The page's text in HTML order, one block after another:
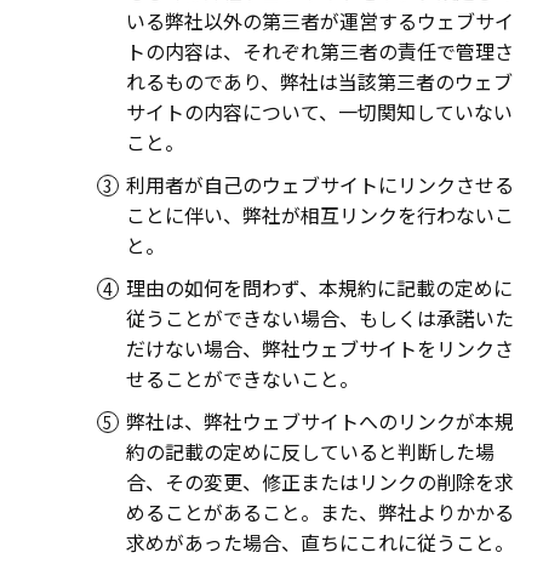
いる弊社以外の第三者が運営するウェブサイ
トの内容は、それぞれ第三者の責任で管理さ
れるものであり、弊社は当該第三者のウェブ
サイトの内容について、一切関知していない
こと。
利用者が自己のウェブサイトにリンクさせる
ことに伴い、弊社が相互リンクを行わないこ
と。
理由の如何を問わず、本規約に記載の定めに
従うことができない場合、もしくは承諾いた
だけない場合、弊社ウェブサイトをリンクさ
せることができないこと。
弊社は、弊社ウェブサイトへのリンクが本規
約の記載の定めに反していると判断した場
合、その変更、修正またはリンクの削除を求
めることがあること。また、弊社よりかかる
求めがあった場合、直ちにこれに従うこと。